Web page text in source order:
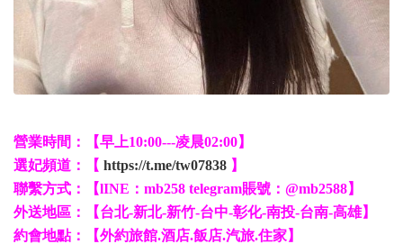
營業時間：【早上10:00---凌晨02:00】
選妃頻道：【 https://t.me/tw07838 】
聯繫方式：【lINE：mb258 telegram賬號：@mb2588】
外送地區：【台北-新北-新竹-台中-彰化-南投-台南-高雄】
約會地點：【外約旅館.酒店.飯店.汽旅.住家】